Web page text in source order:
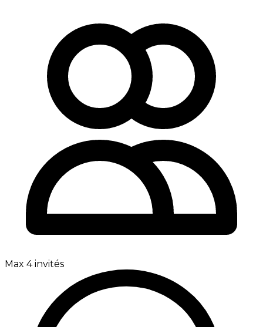
Max 4 invités